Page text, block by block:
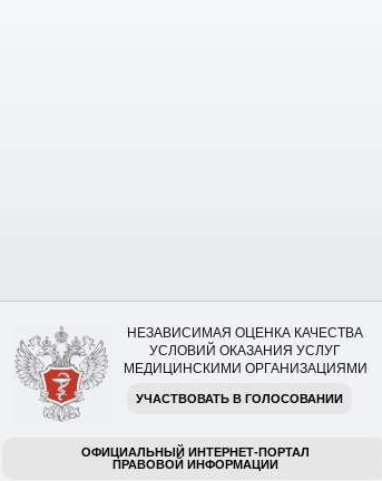
НЕЗАВИСИМАЯ ОЦЕНКА КАЧЕСТВА
УСЛОВИЙ ОКАЗАНИЯ УСЛУГ
МЕДИЦИНСКИМИ ОРГАНИЗАЦИЯМИ
УЧАСТВОВАТЬ В ГОЛОСОВАНИИ
ОФИЦИАЛЬНЫЙ ИНТЕРНЕТ-ПОРТАЛ
ПРАВОВОЙ ИНФОРМАЦИИ